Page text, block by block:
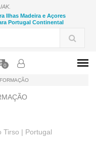
Ilhas Madeira e Açores
Portugal Continental
0
Tirso | Portugal